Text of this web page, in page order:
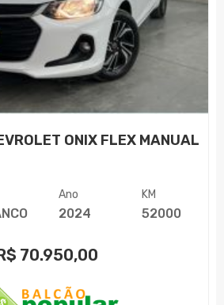
ONIX FLEX MANUAL
Ano
2024
KM
52000
70.950,00